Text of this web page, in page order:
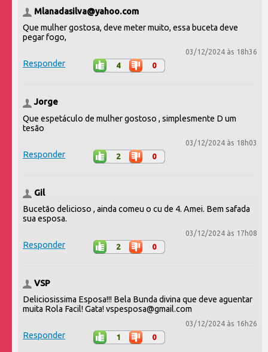
Mlanadasilva@yahoo.com
Que mulher gostosa, deve meter muito, essa buceta deve
pegar fogo,
03/12/2024 às 18h36
Responder 4 0
Jorge
Que espetáculo de mulher gostoso , simplesmente D um
tesão
03/12/2024 às 18h03
Responder 2 0
Gil
Bucetão delicioso , ainda comeu o cu de 4. Amei. Bem safada
sua esposa.
03/12/2024 às 17h08
Responder 2 0
VSP
Deliciosissima Esposa!!! Bela Bunda divina que deve aguentar
muita Rola Facil! Gata! vspesposa@gmail.com
03/12/2024 às 16h26
Responder 1 0